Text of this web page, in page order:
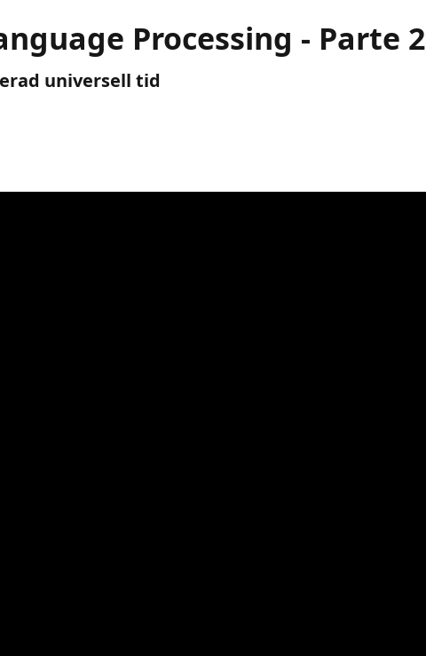
Processing - Parte 2
universell tid